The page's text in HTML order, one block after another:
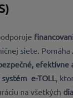
siete.
efektívne
e-TOLL ,
na všetkých